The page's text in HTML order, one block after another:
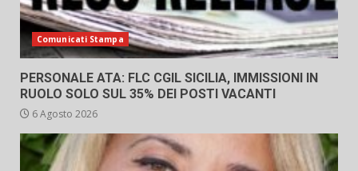
Comunicati Stampa
PERSONALE ATA: FLC CGIL SICILIA, IMMISSIONI IN
RUOLO SOLO SUL 35% DEI POSTI VACANTI
6 Agosto 2026